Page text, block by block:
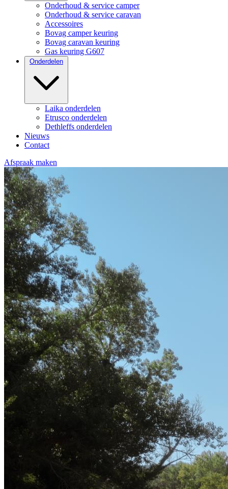
Onderhoud & service camper
Onderhoud & service caravan
Accessoires
Bovag camper keuring
Bovag caravan keuring
Gas keuring G607
Onderdelen
Laika onderdelen
Etrusco onderdelen
Dethleffs onderdelen
Nieuws
Contact
Afspraak maken